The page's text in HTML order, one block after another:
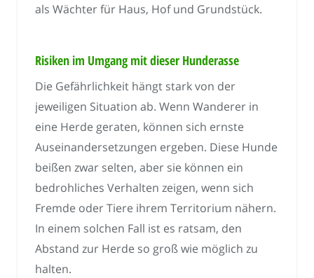
als Wächter für Haus, Hof und Grundstück.
Risiken im Umgang mit dieser Hunderasse
Die Gefährlichkeit hängt stark von der
jeweiligen Situation ab. Wenn Wanderer in
eine Herde geraten, können sich ernste
Auseinandersetzungen ergeben. Diese Hunde
beißen zwar selten, aber sie können ein
bedrohliches Verhalten zeigen, wenn sich
Fremde oder Tiere ihrem Territorium nähern.
In einem solchen Fall ist es ratsam, den
Abstand zur Herde so groß wie möglich zu
halten.